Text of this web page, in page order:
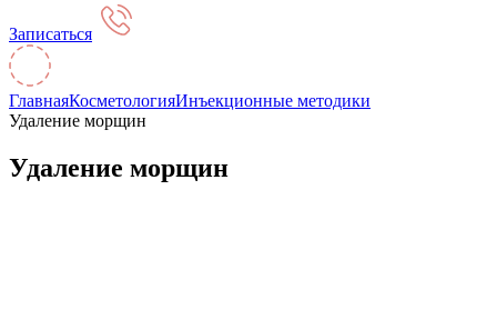
Записаться
ГлавнаяКосметологияИнъекционные методики
Удаление морщин
Удаление морщин